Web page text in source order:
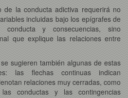
de la conducta adictiva requerirá no
incluidas bajo los epígrafes de
conducta y consecuencias, sino
que explique las relaciones entre
sugieren también algunas de estas
las flechas continuas indican
relaciones muy cerradas, como
conductas y las contingencias